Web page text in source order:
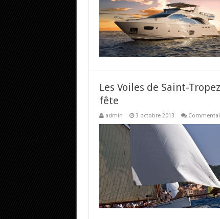
Les Voiles de Saint-
fête
admin 3 octobre 2013